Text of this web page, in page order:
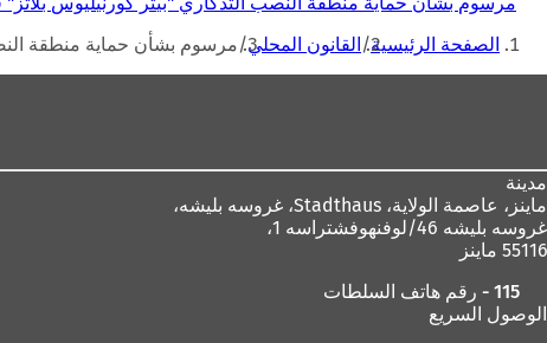
أنت الصفحة الرئيسية القانون المحلي مرسوم بشأن حماية منطقة النصب
مدينة
ماينز، عاصمة الولاية،
غروسه بليشه 46/لوفنهوفشتراسه 1،
55116 ماينز
115 - رقم هاتف السلطات
الوصول السريع